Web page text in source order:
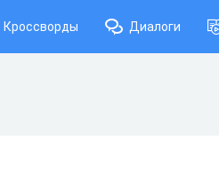
Кроссворды Диалоги